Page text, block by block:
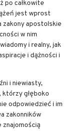
po całkowite
jest wprost
zakony apostolskie
w nim
i realny, jak
i dążności i
i niewiasty,
którzy głęboko
odpowiedzieć i im
zakonników
znajomością